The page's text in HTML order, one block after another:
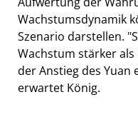
Wachstumsdynamik
Szenario darstellen.
Wachstum stärker
der Anstieg des Yuan
erwartet König.